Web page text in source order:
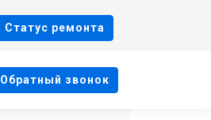
Cтатус ремонта
Oбратный звонок